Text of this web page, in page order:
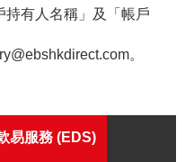
持有人名稱」及「帳戶
。
易服務 (EDS)